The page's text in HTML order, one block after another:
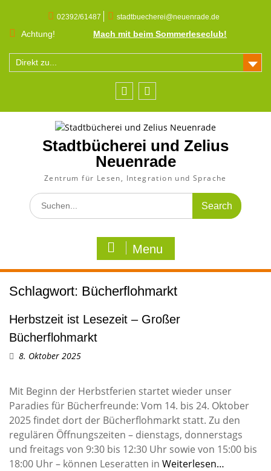
content
02392/61487 stadtbuecherei@neuenrade.de
Achtung! Mach mit beim Sommerleseclub!
Direkt zu...
Stadtbücherei und Zelius
Neuenrade
Zentrum für Lesen, Integration und Sprache
Search
for:
Menu
Schlagwort: Bücherflohmarkt
Herbstzeit ist Lesezeit – Großer
Bücherflohmarkt
8. Oktober 2025
Mit Beginn der Herbstferien startet wieder unser
Paradies für Bücherfreunde: Vom 14. bis 24. Oktober
2025 findet dort der Bücherflohmarkt statt. Zu den
regulären Öffnungszeiten – dienstags, donnerstags
und freitags von 9:30 bis 12:30 Uhr sowie von 15:00 bis
18:00 Uhr – können Leseratten in Weiterlesen…